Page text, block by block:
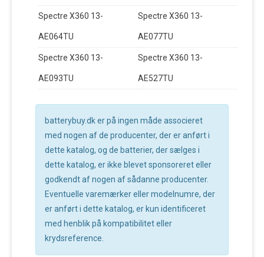
Spectre X360 13-
AE064TU
Spectre X360 13-
AE077TU
Spectre X360 13-
AE093TU
Spectre X360 13-
AE527TU
batterybuy.dk er på ingen måde associeret
med nogen af de producenter, der er anført i
dette katalog, og de batterier, der sælges i
dette katalog, er ikke blevet sponsoreret eller
godkendt af nogen af sådanne producenter.
Eventuelle varemærker eller modelnumre, der
er anført i dette katalog, er kun identificeret
med henblik på kompatibilitet eller
krydsreference.